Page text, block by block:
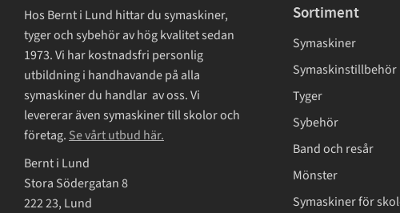
Hos Bernt i Lund hittar du symaskiner,
tyger och sybehör av hög kvalitet sedan
1973. Vi har kostnadsfri personlig
utbildning i handhavande på alla
symaskiner du handlar av oss. Vi
levererar även symaskiner till skolor och
företag. Se vårt utbud här.
Bernt i Lund
Stora Södergatan 8
222 23, Lund
Sortiment
Symaskiner
Symaskinstillbehör
Tyger
Sybehör
Band och resår
Mönster
Symaskiner för